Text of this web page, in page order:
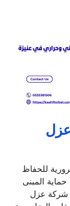
للحفاظ
المبنى
شركة عزل